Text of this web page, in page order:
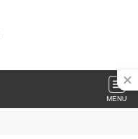
MENU